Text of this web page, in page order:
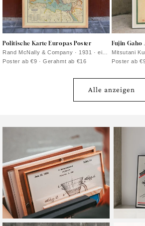
Politische Karte Europas Poster
Rand McNally & Company · 1931 · ein
detailreiches Vintage-Poster mit den
Poster ab €9 · Gerahmt ab €16
Fujin Gaho
Mitsutani
Poster ab
Alle anzeigen